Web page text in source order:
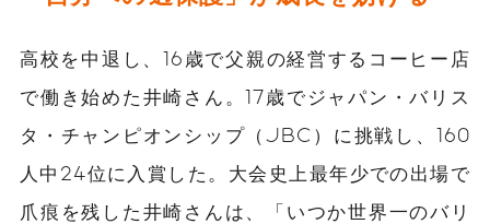
高校を中退し、16歳で父親の経営するコーヒー店
で働き始めた井崎さん。17歳でジャパン・バリス
タ・チャンピオンシップ（JBC）に挑戦し、160
人中24位に入賞した。大会史上最年少での出場で
爪痕を残した井崎さんは、「いつか世界一のバリ